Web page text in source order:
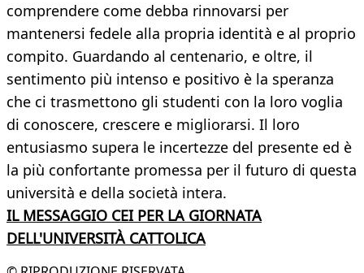
comprendere come debba rinnovarsi per
mantenersi fedele alla propria identità e al proprio
compito. Guardando al centenario, e oltre, il
sentimento più intenso e positivo è la speranza
che ci trasmettono gli studenti con la loro voglia
di conoscere, crescere e migliorarsi. Il loro
entusiasmo supera le incertezze del presente ed è
la più confortante promessa per il futuro di questa
università e della società intera.
IL MESSAGGIO CEI PER LA GIORNATA
DELL'UNIVERSITÀ CATTOLICA